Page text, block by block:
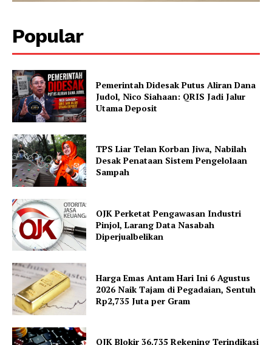
Popular
Pemerintah Didesak Putus Aliran Dana
Judol, Nico Siahaan: QRIS Jadi Jalur
Utama Deposit
TPS Liar Telan Korban Jiwa, Nabilah
Desak Penataan Sistem Pengelolaan
Sampah
OJK Perketat Pengawasan Industri
Pinjol, Larang Data Nasabah
Diperjualbelikan
Harga Emas Antam Hari Ini 6 Agustus
2026 Naik Tajam di Pegadaian, Sentuh
Rp2,735 Juta per Gram
OJK Blokir 36.735 Rekening Terindikasi